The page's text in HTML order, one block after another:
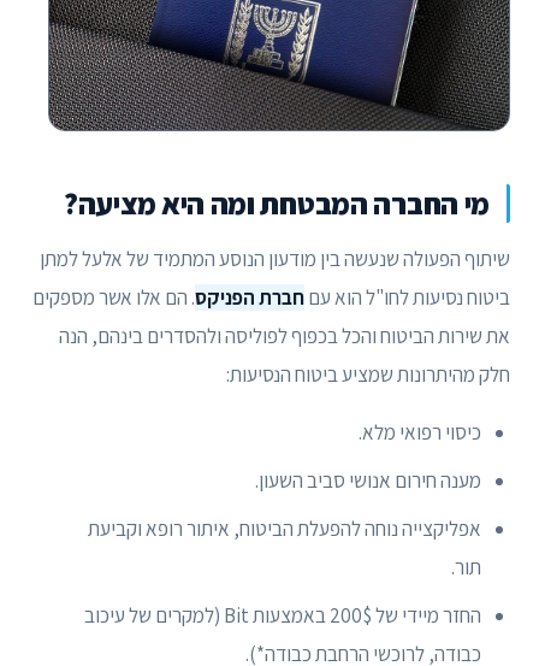
מי החברה המבטחת ומה היא מציעה?
שיתוף הפעולה שנעשה בין מודעון הנוסע המתמיד של אלעל למתן
ביטוח נסיעות לחו"ל הוא עםחברת הפניקס. הם אלו אשר מספקים
את שירות הביטוח והכל בכפוף לפוליסה ולהסדרים בינהם, הנה
חלק מהיתרונות שמציע ביטוח הנסיעות:
כיסוי רפואי מלא.
מענה חירום אנושי סביב השעון.
אפליקצייה נוחה להפעלת הביטוח, איתור רופא וקביעת
תור.
החזר מיידי של 200$ באמצעות Bit (למקרים של עיכוב
כבודה, לרוכשי הרחבת כבודה*).